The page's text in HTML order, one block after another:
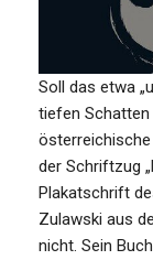
Soll das etwa
tiefen
der Schriftzug
Plakatschrift
Zulawski aus
nicht. Sein